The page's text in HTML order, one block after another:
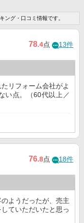
ング・口コミ情報です。
78.4点 13件
リフォーム会社がよ
い点。（60代以上／
76.8点 18件
ようだったが、売主
ていただいたと思っ